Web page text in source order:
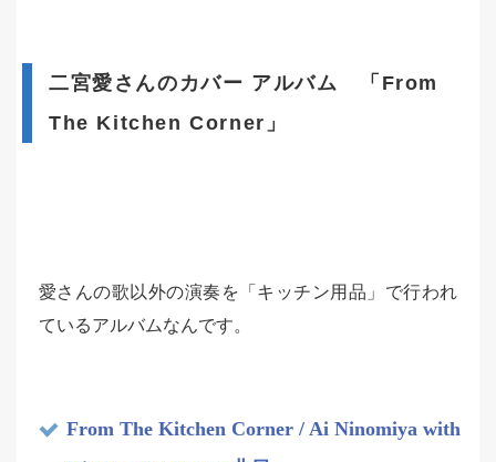
二宮愛さんのカバー アルバム 「From
The Kitchen Corner」
愛さんの歌以外の演奏を「キッチン用品」で行われ
ているアルバムなんです。
From The Kitchen Corner / Ai Ninomiya with